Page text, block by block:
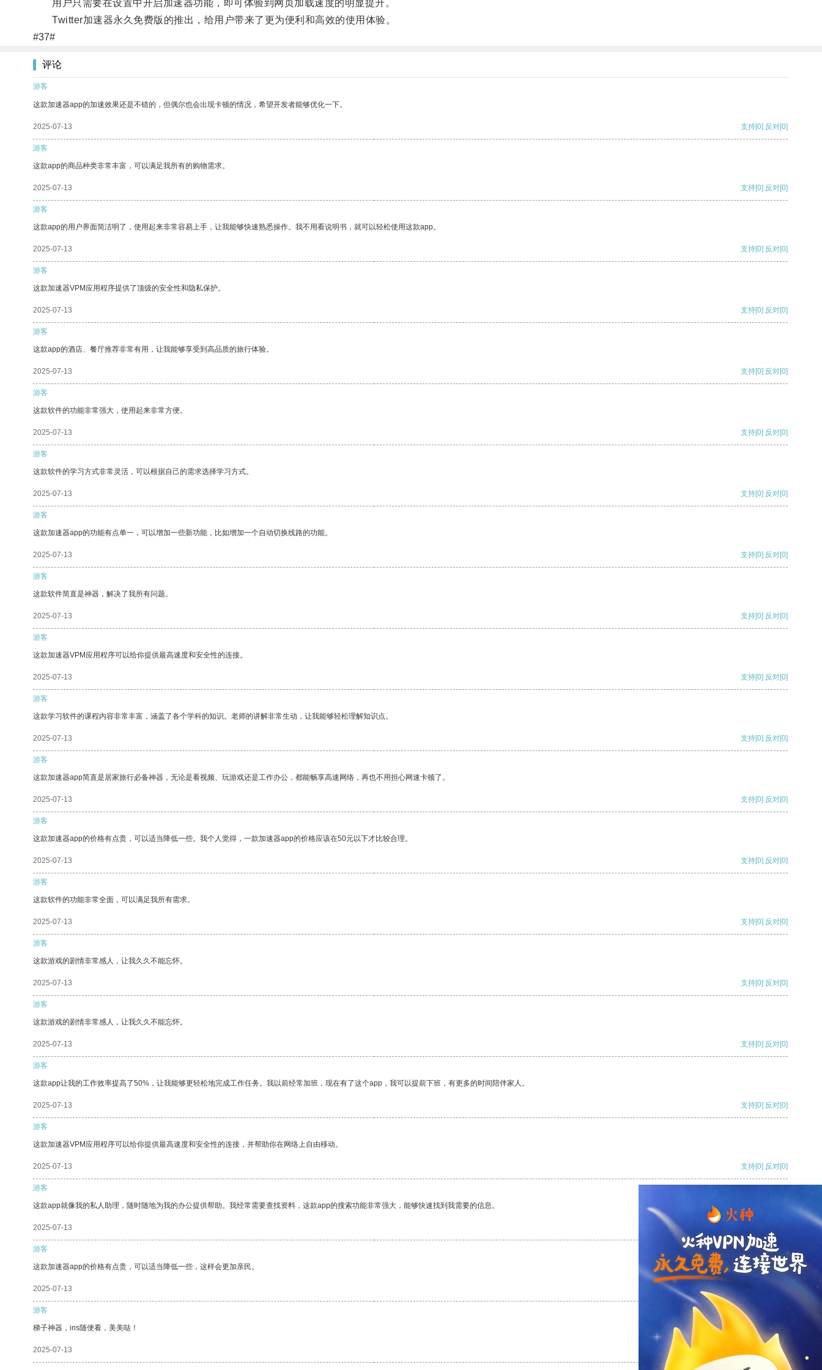
用户只需要在设置中开启加速器功能，即可体验到网页加载速度的明显提升。
Twitter加速器永久免费版的推出，给用户带来了更为便利和高效的使用体验。
#37#
评论
游客
这款加速器app的加速效果还是不错的，但偶尔也会出现卡顿的情况，希望开发者能够优化一下。
2025-07-13 支持[0] 反对[0]
游客
这款app的商品种类非常丰富，可以满足我所有的购物需求。
2025-07-13 支持[0] 反对[0]
游客
这款app的用户界面简洁明了，使用起来非常容易上手，让我能够快速熟悉操作。我不用看说明书，就可以轻松使用这款app。
2025-07-13 支持[0] 反对[0]
游客
这款加速器VPM应用程序提供了顶级的安全性和隐私保护。
2025-07-13 支持[0] 反对[0]
游客
这款app的酒店、餐厅推荐非常有用，让我能够享受到高品质的旅行体验。
2025-07-13 支持[0] 反对[0]
游客
这款软件的功能非常强大，使用起来非常方便。
2025-07-13 支持[0] 反对[0]
游客
这款软件的学习方式非常灵活，可以根据自己的需求选择学习方式。
2025-07-13 支持[0] 反对[0]
游客
这款加速器app的功能有点单一，可以增加一些新功能，比如增加一个自动切换线路的功能。
2025-07-13 支持[0] 反对[0]
游客
这款软件简直是神器，解决了我所有问题。
2025-07-13 支持[0] 反对[0]
游客
这款加速器VPM应用程序可以给你提供最高速度和安全性的连接。
2025-07-13 支持[0] 反对[0]
游客
这款学习软件的课程内容非常丰富，涵盖了各个学科的知识。老师的讲解非常生动，让我能够轻松理解知识点。
2025-07-13 支持[0] 反对[0]
游客
这款加速器app简直是居家旅行必备神器，无论是看视频、玩游戏还是工作办公，都能畅享高速网络，再也不用担心网速卡顿了。
2025-07-13 支持[0] 反对[0]
游客
这款加速器app的价格有点贵，可以适当降低一些。我个人觉得，一款加速器app的价格应该在50元以下才比较合理。
2025-07-13 支持[0] 反对[0]
游客
这款软件的功能非常全面，可以满足我所有需求。
2025-07-13 支持[0] 反对[0]
游客
这款游戏的剧情非常感人，让我久久不能忘怀。
2025-07-13 支持[0] 反对[0]
游客
这款游戏的剧情非常感人，让我久久不能忘怀。
2025-07-13 支持[0] 反对[0]
游客
这款app让我的工作效率提高了50%，让我能够更轻松地完成工作任务。我以前经常加班，现在有了这个app，我可以提前下班，有更多的时间陪伴家人。
2025-07-13 支持[0] 反对[0]
游客
这款加速器VPM应用程序可以给你提供最高速度和安全性的连接，并帮助你在网络上自由移动。
2025-07-13 支持[0] 反对[0]
游客
这款app就像我的私人助理，随时随地为我的办公提供帮助。我经常需要查找资料，这款app的搜索功能非常强大，能够快速找到我需要的信息。
2025-07-13
游客
这款加速器app的价格有点贵，可以适当降低一些，这样会更加亲民。
2025-07-13 反对
游客
梯子神器，ins随便看，美美哒！
2025-07-13 反对[0]